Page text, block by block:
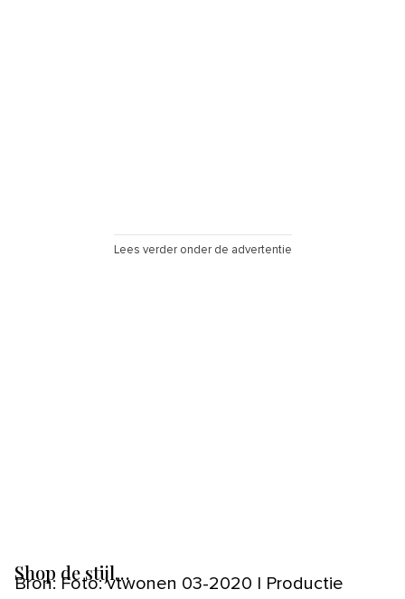
Lees verder onder de advertentie
Shop de stijl…
Bron: Foto: vtwonen 03-2020 | Productie